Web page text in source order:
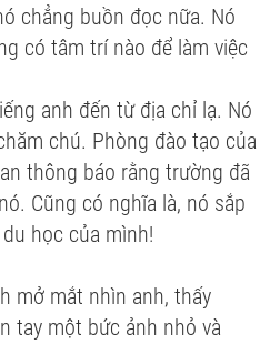
chẳng buồn đọc nữa. Nó
có tâm trí nào để làm việc
anh đến từ địa chỉ lạ. Nó
chú. Phòng đào tạo của
thông báo rằng trường đã
Cũng có nghĩa là, nó sắp
học của mình!
mở mắt nhìn anh, thấy
tay một bức ảnh nhỏ và